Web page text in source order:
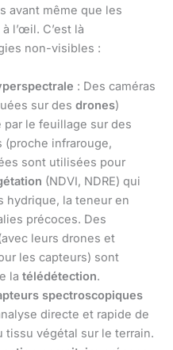
avant même que les
l’œil. C’est là
non-visibles :
: Des caméras
sur des drones)
le feuillage sur des
(proche infrarouge,
sont utilisées pour
(NDVI, NDRE) qui
hydrique, la teneur en
précoces. Des
leurs drones et
les capteurs) sont
la télédétection.
spectroscopiques
directe et rapide de
tissu végétal sur le terrain.